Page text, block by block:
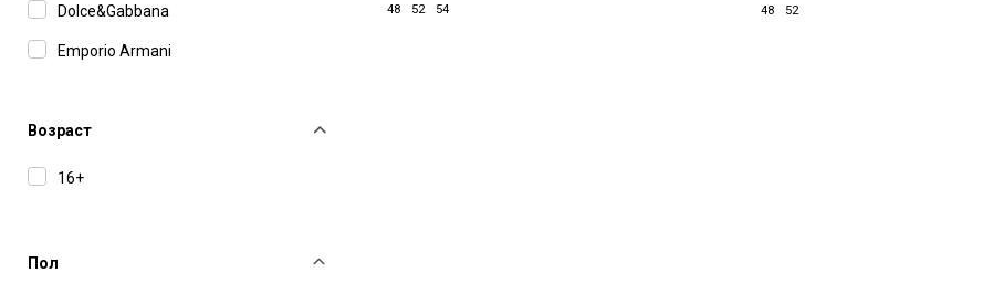
Dolce&Gabbana
Emporio Armani
Lardini
Officine Generale
Возраст
16+
Пол
48 52 54 48 52